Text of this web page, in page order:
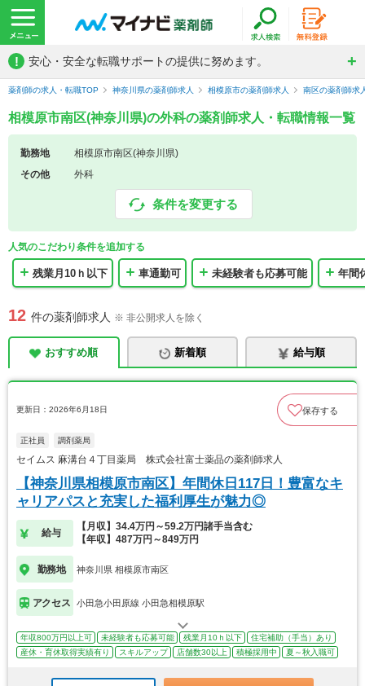
! 安心・安全な転職サポートの提供に努めます。
薬剤師の求人・転職TOP 神奈川県の薬剤師求人 相模原市の薬剤師求人 南区の薬剤師求
相模原市南区(神奈川県)の外科の薬剤師求人・転職情報一覧
勤務地
相模原市南区(神奈川県)
その他
外科
条件を変更する
人気のこだわり条件を追加する
残業月10ｈ以下 車通勤可 未経験者も応募可能 年間
12 件の薬剤師求人 ※ 非公開求人を除く
おすすめ順 新着順 給与順
更新日：2026年6月18日 保存する
正社員 調剤薬局
セイムス 麻溝台４丁目薬局 株式会社富士薬品の薬剤師求人
【神奈川県相模原市南区】年間休日117日！豊富なキ
ャリアパスと充実した福利厚生が魅力◎
給与
【月収】34.4万円～59.2万円諸手当含む
【年収】487万円～849万円
勤務地 神奈川県 相模原市南区
アクセス 小田急小田原線 小田急相模原駅
年収800万円以上可 未経験者も応募可能 残業月10ｈ以下
住宅補助（手当）あり
産休・育休取得実績有り
スキルアップ 店舗数30以上 積極採用中 夏～秋入職可